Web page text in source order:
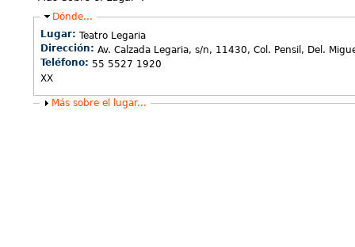
Ocultar
Dónde...
Lugar: Teatro Legaria
Dirección: Av. Calzada Legaria, s/n, 11430, Col. Pensil, Del.
Teléfono: 55 5527 1920
XX
Mostrar
Más sobre el lugar...